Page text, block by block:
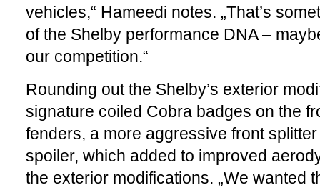
vehicles,“ Hameedi notes. „That’s
of the Shelby performance DNA –
our competition.“
Rounding out the Shelby’s exterior
signature coiled Cobra badges on the
fenders, a more aggressive front
spoiler, which added to improved
the exterior modifications. „We wanted